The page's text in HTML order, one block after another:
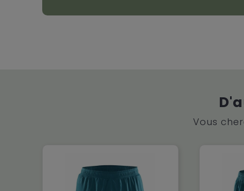
Vous